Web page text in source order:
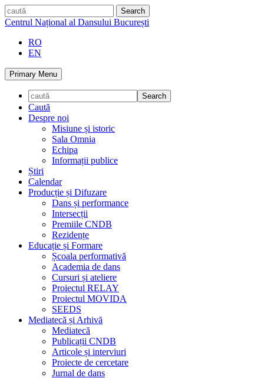
Skip
to
caută
Centrul Național al Dansului București
RO
EN
Primary Menu
Caută
Despre noi
Misiune și istoric
Sala Omnia
Echipa
Informații publice
Știri
Calendar
Producție și Difuzare
Dans și performance
Intersecții
Premiile CNDB
Rezidențe
Educație și Formare
Școala performativă
Academia de dans
Cursuri și ateliere
Proiectul RELAY
Proiectul MOVIDA
SEEDS
Mediatecă și Arhivă
Mediatecă
Publicații CNDB
Articole și interviuri
Proiecte de cercetare
Jurnal de dans